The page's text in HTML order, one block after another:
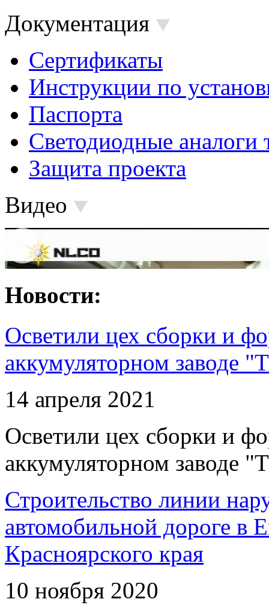
Документация
Сертификаты
Инструкции по
Паспорта
Светодиодные аналоги
Защита проекта
Видео
Новости:
Осветили цех сборки и
аккумуляторном заводе
14 апреля 2021
Осветили цех сборки и
аккумуляторном заводе
Строительство линии
автомобильной дороге в
Красноярского края
10 ноября 2020